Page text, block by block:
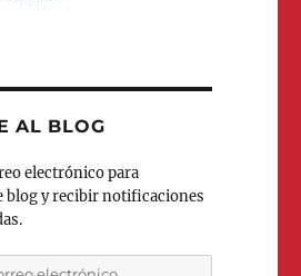
AL BLOG
electrónico para
blog y recibir notificaciones